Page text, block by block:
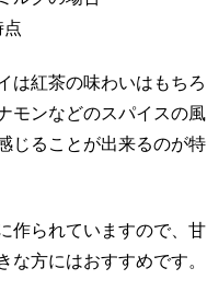
点
は紅茶の味わいはもちろ
モンなどのスパイスの風
じることが出来るのが特
作られていますので、甘
な方にはおすすめです。